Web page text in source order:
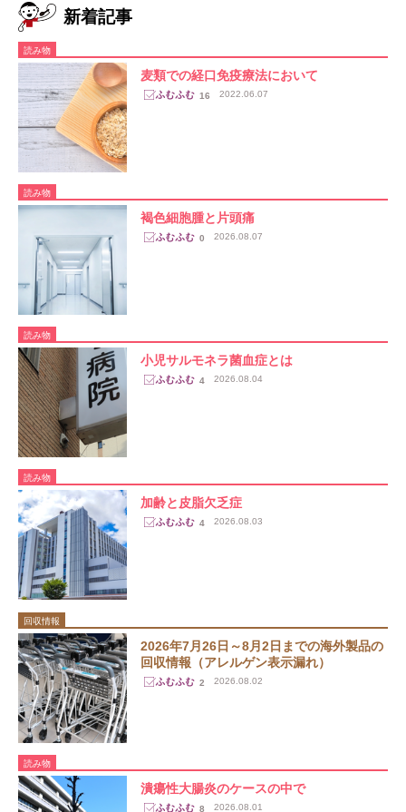
新着記事
読み物
麦類での経口免疫療法において
16 2022.06.07
読み物
褐色細胞腫と片頭痛
0 2026.08.07
読み物
小児サルモネラ菌血症とは
4 2026.08.04
読み物
加齢と皮脂欠乏症
4 2026.08.03
回収情報
2026年7月26日～8月2日までの海外製品の
回収情報（アレルゲン表示漏れ）
2 2026.08.02
読み物
潰瘍性大腸炎のケースの中で
8 2026.08.01